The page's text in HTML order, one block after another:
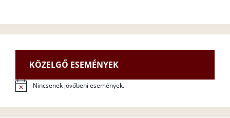
KÖZELGŐ ESEMÉNYEK
N
t
Nincsenek jövőbeni események.